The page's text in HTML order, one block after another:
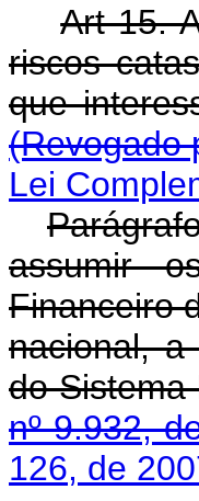
Art 15.
riscos
que
(Revogado
Lei
assumir
Financeiro
nacional, a
do
nº 9.932,
126, de